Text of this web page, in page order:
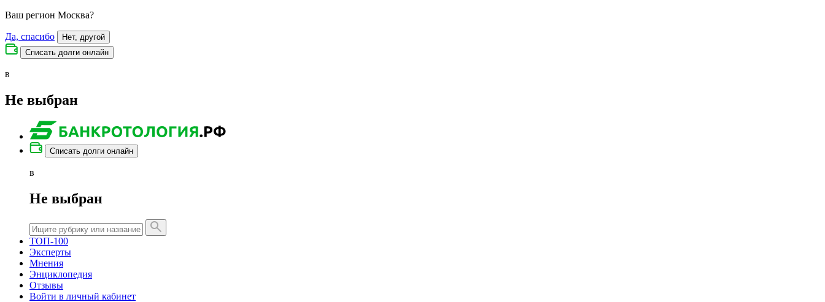
Ваш регион Москва?
Да, спасибо
Нет, другой
Списать долги онлайн
в
Не выбран
Списать долги онлайн
в
Не выбран
ТОП-100
Эксперты
Мнения
Энциклопедия
Отзывы
Войти в личный кабинет